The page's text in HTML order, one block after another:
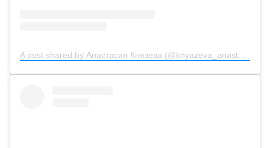
A post shared by Анастасия Князева (@knyazeva_anastasiya_official)